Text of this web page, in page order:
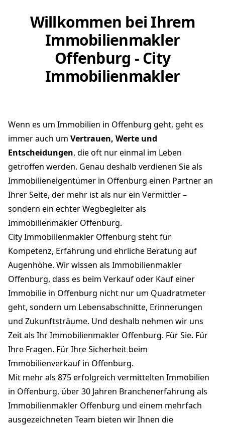
Willkommen bei Ihrem
Immobilienmakler
Offenburg - City
Immobilienmakler
Wenn es um Immobilien in Offenburg geht, geht es
immer auch um Vertrauen, Werte und
Entscheidungen, die oft nur einmal im Leben
getroffen werden. Genau deshalb verdienen Sie als
Immobilieneigentümer in Offenburg einen Partner an
Ihrer Seite, der mehr ist als nur ein Vermittler –
sondern ein echter Wegbegleiter als
Immobilienmakler Offenburg.
City Immobilienmakler Offenburg steht für
Kompetenz, Erfahrung und ehrliche Beratung auf
Augenhöhe. Wir wissen als Immobilienmakler
Offenburg, dass es beim Verkauf oder Kauf einer
Immobilie in Offenburg nicht nur um Quadratmeter
geht, sondern um Lebensabschnitte, Erinnerungen
und Zukunftsträume. Und deshalb nehmen wir uns
Zeit als Ihr Immobilienmakler Offenburg. Für Sie. Für
Ihre Fragen. Für Ihre Sicherheit beim
Immobilienverkauf in Offenburg.
Mit mehr als 875 erfolgreich vermittelten Immobilien
in Offenburg, über 30 Jahren Branchenerfahrung als
Immobilienmakler Offenburg und einem mehrfach
ausgezeichneten Team bieten wir Ihnen die